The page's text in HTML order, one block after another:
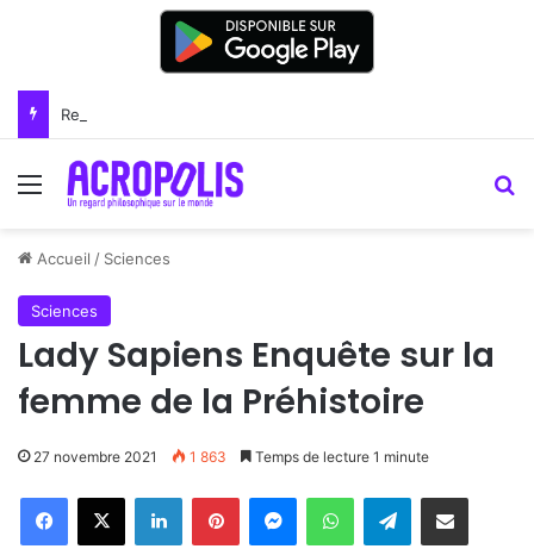
Renoir : la peinture comme un art du lien
Menu
Accueil / Sciences
Sciences
Lady Sapiens Enquête sur la
femme de la Préhistoire
27 novembre 2021 1 863 Temps de lecture 1 minute
LinkedinPinterestMessengerWhatsAppTelegramPartager par email